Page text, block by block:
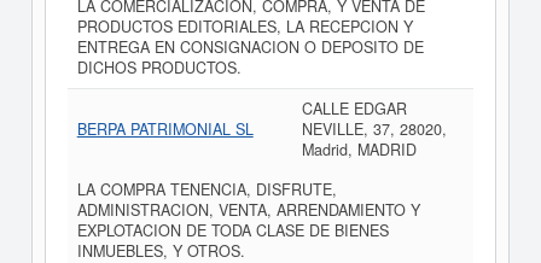
LA COMERCIALIZACION, COMPRA, Y VENTA DE
PRODUCTOS EDITORIALES, LA RECEPCION Y
ENTREGA EN CONSIGNACION O DEPOSITO DE
DICHOS PRODUCTOS.
BERPA PATRIMONIAL SL
CALLE EDGAR
NEVILLE, 37, 28020,
Madrid, MADRID
LA COMPRA TENENCIA, DISFRUTE,
ADMINISTRACION, VENTA, ARRENDAMIENTO Y
EXPLOTACION DE TODA CLASE DE BIENES
INMUEBLES, Y OTROS.